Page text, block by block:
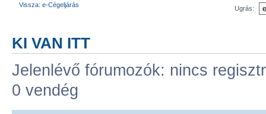
Vissza: e-Cégeljárás
Ugrás:
KI VAN ITT
Jelenlévő fórumozók: nincs
0 vendég